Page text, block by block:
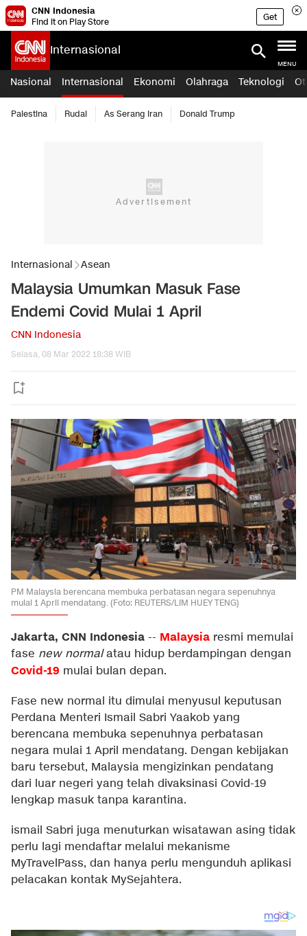
CNN Indonesia
Find it on Play Store
Get
Internasional
MENU
Nasional Internasional Ekonomi Olahraga Teknologi
Palestina Rudal As Serang Iran Donald Trump
Internasional Asean
Malaysia Umumkan Masuk Fase
Endemi Covid Mulai 1 April
CNN Indonesia
Selasa, 08 Mar 2022 18:38 WIB
PM Malaysia berencana membuka perbatasan negara sepenuhnya
mulai 1 April mendatang. (Foto: REUTERS/LIM HUEY TENG)
Jakarta, CNN Indonesia -- Malaysia resmi memulai
fase new normalatau hidup berdampingan dengan
Covid-19 mulai bulan depan.
Fase new normal itu dimulai menyusul keputusan
Perdana Menteri Ismail Sabri Yaakob yang
berencana membuka sepenuhnya perbatasan
negara mulai 1 April mendatang. Dengan kebijakan
baru tersebut, Malaysia mengizinkan pendatang
dari luar negeri yang telah divaksinasi Covid-19
lengkap masuk tanpa karantina.
ismail Sabri juga menuturkan wisatawan asing tidak
perlu lagi mendaftar melalui mekanisme
MyTravelPass, dan hanya perlu mengunduh aplikasi
pelacakan kontak MySejahtera.